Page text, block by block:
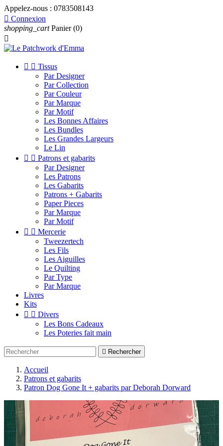
Appelez-nous : 0783508143
 Connexion
shopping_cart Panier (0)

  Tissus
Par Designer
Par Collection
Par Couleur
Par Marque
Par Motif
Les Bonnes Affaires
Les Bundles
Les Grandes Largeurs
Le Lin
  Patrons et gabarits
Par Designer
Les Patrons
Les Gabarits
Patrons + Gabarits
Paper Pieces
Par Marque
Par Motif
  Mercerie
Tweezertech
Les Fils
Les Aiguilles
Le Quilting
Par Type
Par Marque
Livres
Kits
  Divers
Les Bons Cadeaux
Les Poteries fait main
 Rechercher
Accueil
Patrons et gabarits
Patron Dog Gone It + gabarits par Deborah Dorward